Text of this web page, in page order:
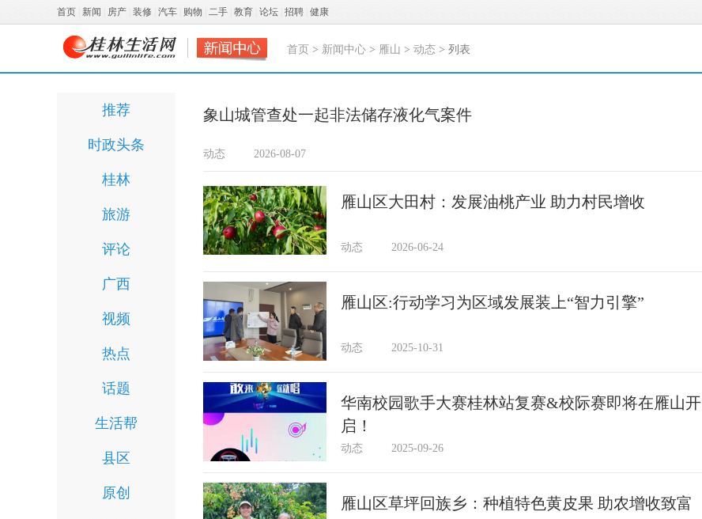
首页 新闻 房产 装修 汽车 购物 二手 教育 论坛 招聘 健康
首页 > 新闻中心 > 雁山 > 动态 > 列表
推荐
时政头条
桂林
旅游
评论
广西
视频
热点
话题
生活帮
县区
原创
象山城管查处一起非法储存液化气案件
动态 2026-08-07
雁山区大田村：发展油桃产业 助力村民增收
动态 2026-06-24
雁山区:行动学习为区域发展装上“智力引擎”
动态 2025-10-31
华南校园歌手大赛桂林站复赛&校际赛即将在雁山开
启！
动态 2025-09-26
雁山区草坪回族乡：种植特色黄皮果 助农增收致富